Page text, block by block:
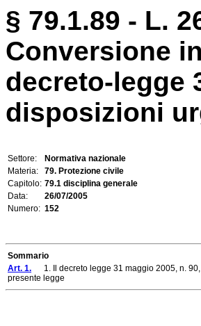
§ 79.1.89 - L.
Conversione
decreto-legge
disposizioni
Settore:
Normativa nazionale
Materia:
79. Protezione civile
Capitolo: 79.1 disciplina generale
Data:
26/07/2005
Numero: 152
Sommario
Art. 1. 1. Il decreto legge 31 maggio 2005, n. 90,
presente legge